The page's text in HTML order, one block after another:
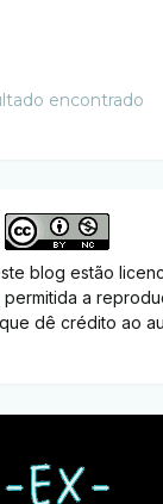
encontrado
blog estão
permitida a
dê crédito ao